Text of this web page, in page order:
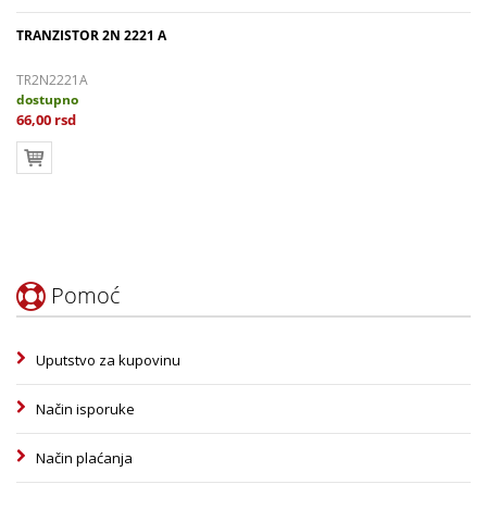
TRANZISTOR 2N 2221 A
TR2N2221A
dostupno
66,00 rsd
Pomoć
Uputstvo za kupovinu
Način isporuke
Način plaćanja